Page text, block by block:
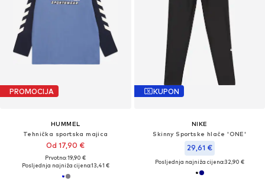
PROMOCIJA
HUMMEL
Tehnička sportska majica
Od 17,90 €
Prvotno: 19,90 €
Posljednja najniža cijena:13,41 €
KUPON
NIKE
Skinny Sportske hlače 'ONE'
29,61 €
Posljednja najniža cijena:32,90 €